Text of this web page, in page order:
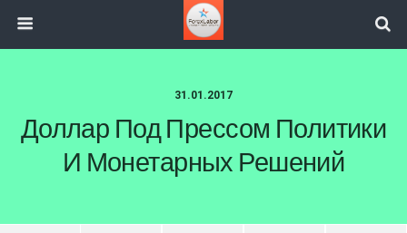
31.01.2017
Доллар Под Прессом Политики
И Монетарных Решений